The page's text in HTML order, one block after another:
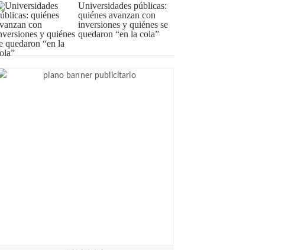
Universidades públicas:
quiénes avanzan con
inversiones y quiénes se
quedaron “en la cola”